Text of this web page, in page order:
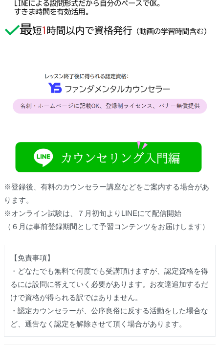
※登録後、有料のカウンセラー講座などをご案内する場合があ
ります。
※オンライン試験は、７月初旬よりLINEにて配信開始
（６月は事前登録期間として予習コンテンツをお届けします）
【免責事項】
・どなたでも無料で何度でも受講頂けますが、認定資格を得
るには設問に答えていく必要があります。お友達追加するだ
けで資格が得られる訳ではありません。
・認定カウンセラーが、公序良俗に反する活動をした場合な
ど、通告なく認定を解除させて頂く場合があります。